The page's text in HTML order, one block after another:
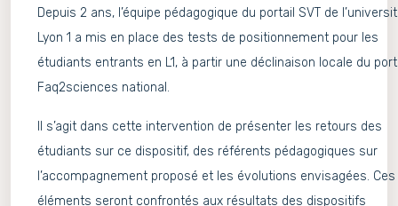
Depuis 2 ans, l’équipe pédagogique du portail SVT de
Lyon 1 a mis en place des tests de positionnement pour les
étudiants entrants en L1, à partir une déclinaison locale du
Faq2sciences national.
Il s’agit dans cette intervention de présenter les retours des
étudiants sur ce dispositif, des référents pédagogiques sur
l’accompagnement proposé et les évolutions envisagées. Ces
éléments seront confrontés aux résultats des dispositifs